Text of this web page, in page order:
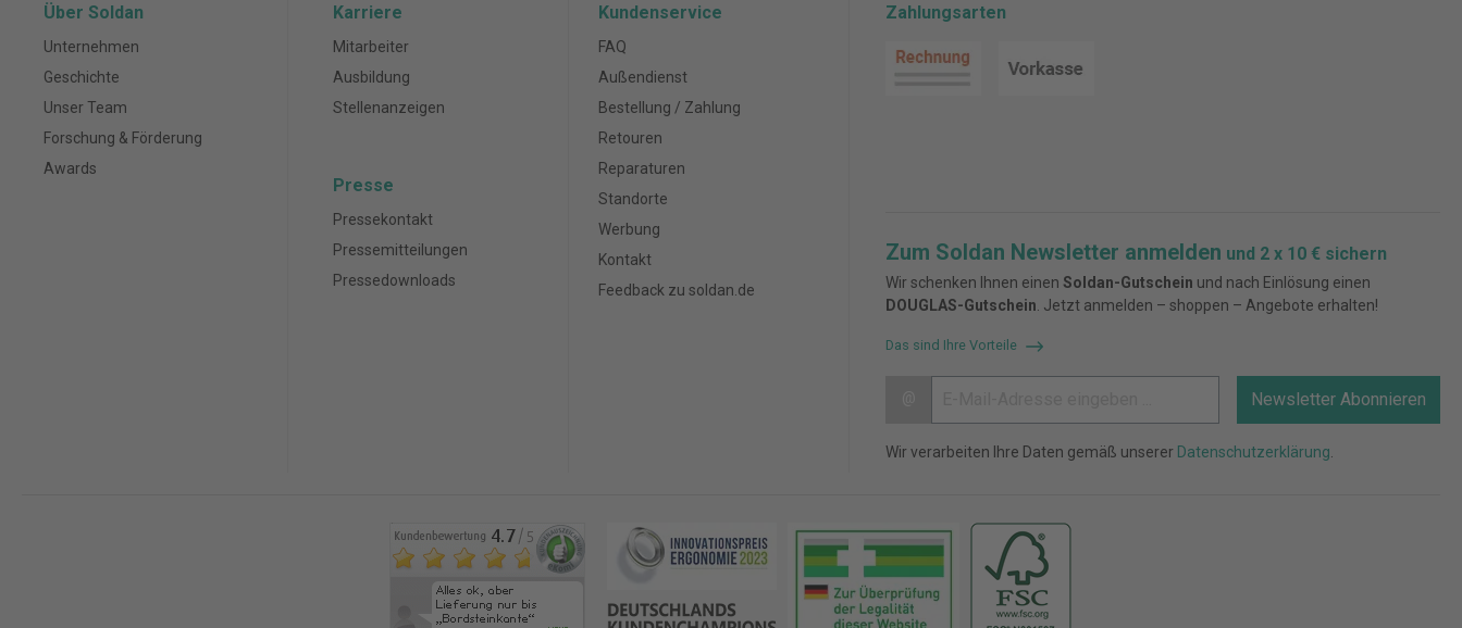
Über Soldan
Unternehmen
Geschichte
Unser Team
Forschung & Förderung
Awards
Karriere
Mitarbeiter
Ausbildung
Stellenanzeigen
Presse
Pressekontakt
Pressemitteilungen
Pressedownloads
Kundenservice
FAQ
Außendienst
Bestellung / Zahlung
Retouren
Reparaturen
Standorte
Werbung
Kontakt
Feedback zu soldan.de
Zahlungsarten
Zum Soldan Newsletter anmelden und 2 x 10 € sichern
Wir schenken Ihnen einen Soldan-Gutschein und nach Einlösung einen
DOUGLAS-Gutschein . Jetzt anmelden – shoppen – Angebote erhalten!
Das sind Ihre Vorteile
Newsletter Abonnieren
Wir verarbeiten Ihre Daten gemäß unserer Datenschutzerklärung